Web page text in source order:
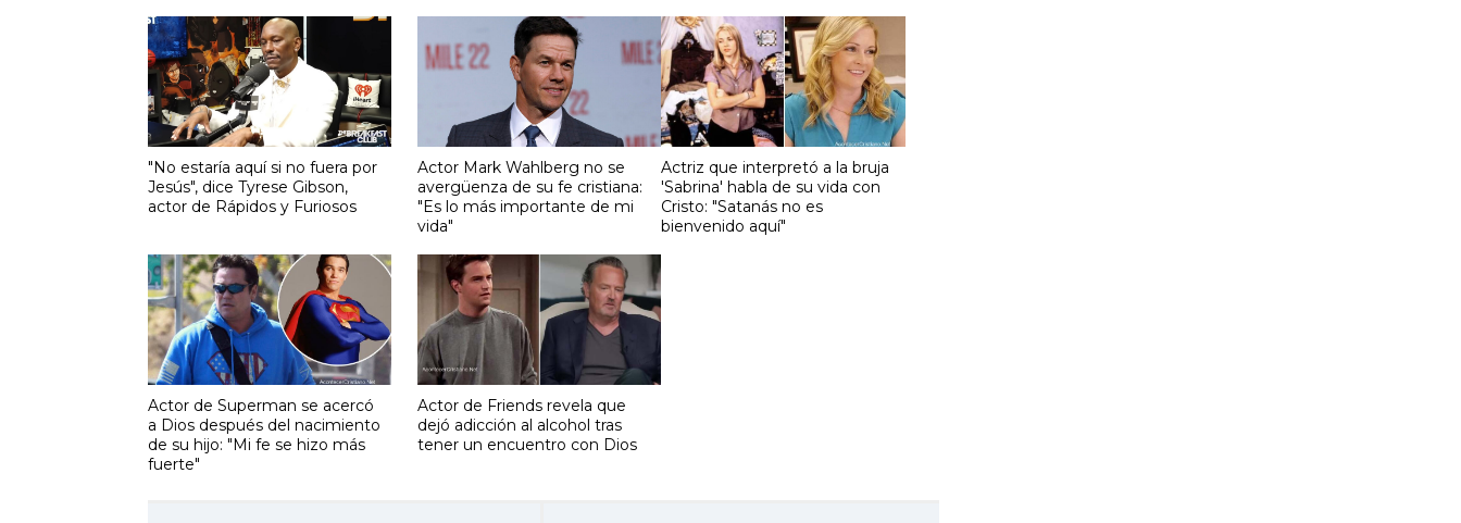
"No estaría aquí si no fuera por
Jesús", dice Tyrese Gibson,
actor de Rápidos y Furiosos
Actor Mark Wahlberg no se
avergüenza de su fe cristiana:
"Es lo más importante de mi
vida"
Actriz que interpretó a la bruja
'Sabrina' habla de su vida con
Cristo: "Satanás no es
bienvenido aquí"
Actor de Superman se acercó
a Dios después del nacimiento
de su hijo: "Mi fe se hizo más
fuerte"
Actor de Friends revela que
dejó adicción al alcohol tras
tener un encuentro con Dios